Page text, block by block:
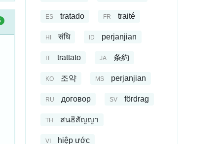
ES tratado FR traité
HI संधि ID perjanjian
IT trattato JA 条約
KO 조약 MS perjanjian
RU договор SV fördrag
TH สนธิสัญญา
VI hiệp ước